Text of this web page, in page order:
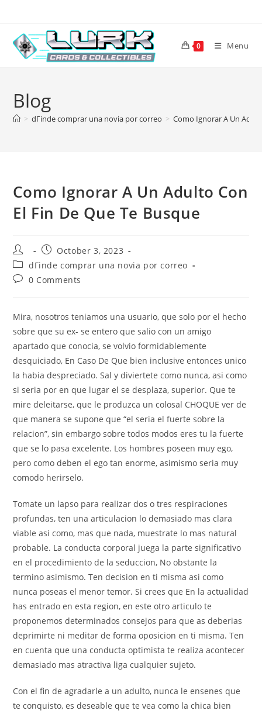
content
0 Menu
Blog
> dГіnde comprar una novia por correo > Como Ignorar A Un
Como Ignorar A Un Adulto Con
El Fin De Que Te Busque
Post
author:
Post
published:
October 3, 2023
Post
category:
dГіnde comprar una novia por correo
Post0 Comments
Mira, nosotros teniamos una usuario, que solo por el hecho
sobre que su ex- se entero que salio con un amigo
apartado que conocia, se volvio formidablemente
desquiciado, En Caso De Que bien inclusive entonces unico
la habia despreciado. Sal y diviertete como nunca, asi­ como
si seri­a por en que lugar el se desplaza, superior. Que te
mire deleitarse, que le produzca un colosal CHOQUE ver de
que manera se supone que “el seria el fuerte sobre la
relacion”, sin embargo sobre todos modos eres tu la fuerte
que se lo pasa excelente. Los hombres poseen muy ego,
pero como deben el ego tan enorme, asimismo seri­a muy
comodo herirselo.
Tomate un lapso para realizar dos o tres respiraciones
profundas, ten una articulacion lo demasiado mas clara
viable asi­ como, mas que nada, muestrate lo mas natural
probable. La conducta corporal juega la parte significativo
en el procedimiento de la seduccion, No obstante la
termino asimismo. Ten decision en ti misma asi­ como
nunca poseas el menor temor. Si crees que En la actualidad
has entrado en esta region, en este otro arti­culo te
proponemos determinados consejos para que as deberias
deprimirte ni meditar de forma oposicion en ti misma. Ten
en cuenta que una conducta optimista te realiza acontecer
demasiado mas atractiva liga cualquier sujeto.
Con el fin de agradarle a un adulto, nunca le ensenes que
te conquisto, es deseable que te vea como la chica bien